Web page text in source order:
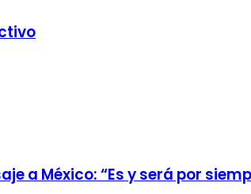
a México: “Es y será por